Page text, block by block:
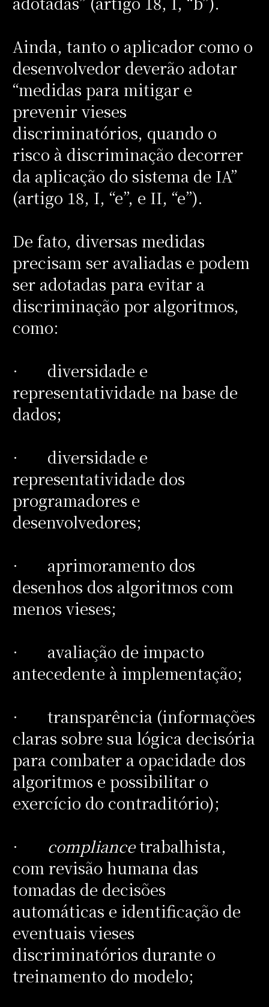
Ainda, tanto o aplicador como o
desenvolvedor deverão adotar
“medidas para mitigar e
prevenir vieses
discriminatórios, quando o
risco à discriminação decorrer
da aplicação do sistema de IA”
(artigo 18, I, “e”, e II, “e”).
De fato, diversas medidas
precisam ser avaliadas e podem
ser adotadas para evitar a
discriminação por algoritmos,
como:
· diversidade e
representatividade na base de
dados;
· diversidade e
representatividade dos
programadores e
desenvolvedores;
· aprimoramento dos
desenhos dos algoritmos com
menos vieses;
· avaliação de impacto
antecedente à implementação;
· transparência (informações
claras sobre sua lógica decisória
para combater a opacidade dos
algoritmos e possibilitar o
exercício do contraditório);
· compliancetrabalhista,
com revisão humana das
tomadas de decisões
automáticas e identificação de
eventuais vieses
discriminatórios durante o
treinamento do modelo;